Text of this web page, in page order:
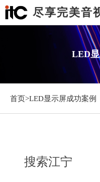
尽享完美音
LED
首页>LED显示屏成功案例
搜索江宁